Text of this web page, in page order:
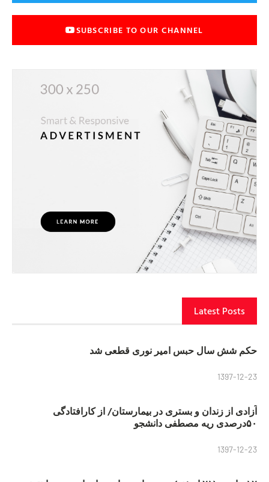
SUBSCRIBE TO OUR CHANNEL
Latest Posts
حکم شش سال حبس امیر نوری قطعی شد
1397-12-23
آزادی از زندان و بستری در بیمارستان/ از کارافتادگی
۵۰درصدی ریه مصطفی دانشجو
1397-12-23